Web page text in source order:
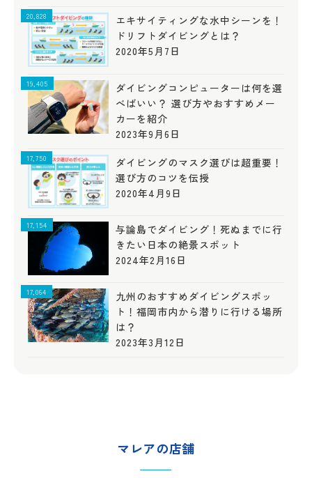
20,828
エキサイティングな水中シーンを！
ドリフトダイビングとは？
2020年5月7日
19,405
ダイビングコンピューターは何を選
べばいい？ 選び方やおすすめメー
カーを紹介
2023年9月6日
17,750
ダイビングのマスク選びは超重要！
選び方のコツを伝授
2020年4月9日
17,154
与論島でダイビング！死ぬまでに行
きたい日本の絶景スポット
2024年2月16日
17,064
九州のおすすめダイビングスポッ
ト！福岡市内から潜りに行ける場所
は？
2023年3月12日
マレアの店舗